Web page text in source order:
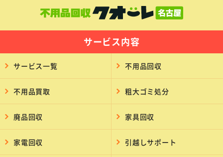
サービス内容
サービス一覧 不用品回収
不用品買取 粗大ゴミ処分
廃品回収 家具回収
家電回収 引越しサポート